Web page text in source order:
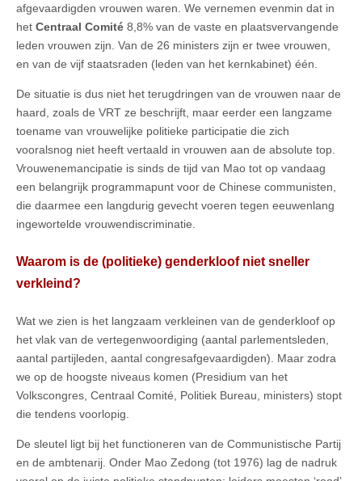
afgevaardigden vrouwen waren. We vernemen evenmin dat in
het Centraal Comité 8,8% van de vaste en plaatsvervangende
leden vrouwen zijn. Van de 26 ministers zijn er twee vrouwen,
en van de vijf staatsraden (leden van het kernkabinet) één.
De situatie is dus niet het terugdringen van de vrouwen naar de
haard, zoals de VRT ze beschrijft, maar eerder een langzame
toename van vrouwelijke politieke participatie die zich
vooralsnog niet heeft vertaald in vrouwen aan de absolute top.
Vrouwenemancipatie is sinds de tijd van Mao tot op vandaag
een belangrijk programmapunt voor de Chinese communisten,
die daarmee een langdurig gevecht voeren tegen eeuwenlang
ingewortelde vrouwendiscriminatie.
Waarom is de (politieke) genderkloof niet sneller
verkleind?
Wat we zien is het langzaam verkleinen van de genderkloof op
het vlak van de vertegenwoordiging (aantal parlementsleden,
aantal partijleden, aantal congresafgevaardigden). Maar zodra
we op de hoogste niveaus komen (Presidium van het
Volkscongres, Centraal Comité, Politiek Bureau, ministers) stopt
die tendens voorlopig.
De sleutel ligt bij het functioneren van de Communistische Partij
en de ambtenarij. Onder Mao Zedong (tot 1976) lag de nadruk